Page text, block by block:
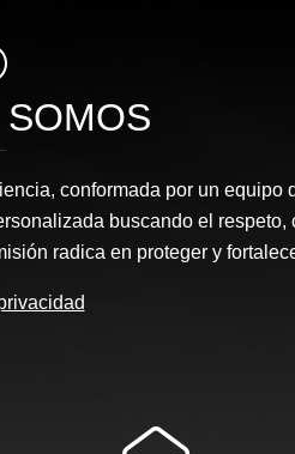
conformada por un equipo
buscando el respeto,
radica en proteger y